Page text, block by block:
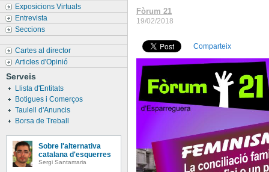
Exposicions Virtuals
Entrevista
Seccions
Cartes al director
Articles d'Opinió
Serveis
Llista d'Entitats
Botigues i Comerços
Taulell d'Anuncis
Borsa de Treball
Sobre l'alternativa
catalana d'esquerres
Sergi Santamaria
Fòrum 21
19/02/2018
Comparteix